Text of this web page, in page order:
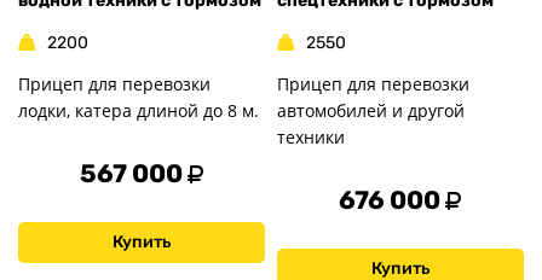
2200
Прицеп для перевозки
лодки, катера длиной до 8 м.
567 000
Купить
2550
Прицеп для перевозки
автомобилей и другой
техники
676 000
Купить